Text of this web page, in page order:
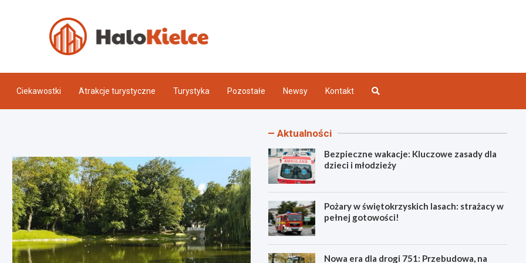
Ciekawostki Atrakcje turystyczne Turystyka Pozostałe Newsy Kontakt
Aktualności
Bezpieczne wakacje: Kluczowe zasady dla
dzieci i młodzieży
Pożary w świętokrzyskich lasach: strażacy w
pełnej gotowości!
Nowa era dla drogi 751: Przebudowa, na